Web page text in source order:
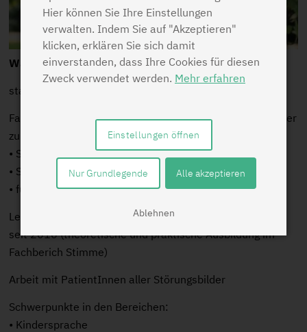
Walburga Brügge
staatlich anerkannte Logopädin
Fachautorin (Ernst-Reinhardt-Verlag, München) für Bücher
zu den Themen:
• Sprachentwicklung
• Stottern
• funktionelle Stimmstörungen
Lehrlogopädin an der Schule für Logopädie in Dortmund
seit 2016 (theoretische und praktische Ausbildung im
Fachberich Stimme)
Arbeit mit PatientInnen aller Störungsbilder
Schwerpunkte in den Bereichen:
• Kindersprache
Hier können Sie Ihre Einstellungen
verwalten. Indem Sie auf "Akzeptieren"
klicken, erklären Sie sich damit
einverstanden, dass Ihre Cookies für diesen
Zweck verwendet werden. Mehr erfahren
Ablehnen
Einstellungen öffnen
Nur Grundlegende Alle akzeptieren